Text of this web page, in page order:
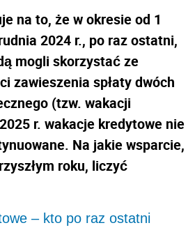
na to, że w okresie od 1
2024 r., po raz ostatni,
mogli skorzystać ze
zawieszenia spłaty dwóch
(tzw. wakacji
r. wakacje kredytowe nie
Na jakie wsparcie,
roku, liczyć
– kto po raz ostatni